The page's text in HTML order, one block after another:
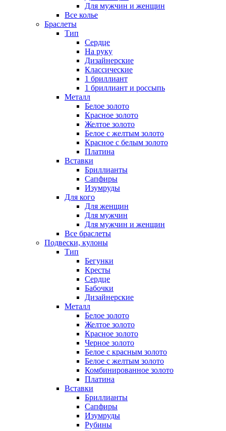
Для мужчин и женщин
Все колье
Браслеты
Тип
Сердце
На руку
Дизайнерские
Классические
1 бриллиант
1 бриллиант и россыпь
Металл
Белое золото
Красное золото
Желтое золото
Белое с желтым золото
Красное с белым золото
Платина
Вставки
Бриллианты
Сапфиры
Изумруды
Для кого
Для женщин
Для мужчин
Для мужчин и женщин
Все браслеты
Подвески, кулоны
Тип
Бегунки
Кресты
Сердце
Бабочки
Дизайнерские
Металл
Белое золото
Желтое золото
Красное золото
Черное золото
Белое с красным золото
Белое с желтым золото
Комбинированное золото
Платина
Вставки
Бриллианты
Сапфиры
Изумруды
Рубины